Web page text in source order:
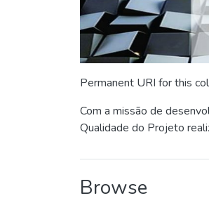
Permanent URI for this
Com a missão de
Qualidade do Projeto
Browse